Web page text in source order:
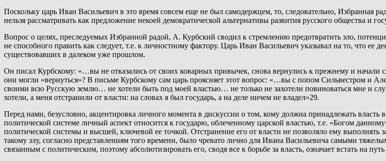
Поскольку царь Иван Васильевич в это время совсем еще не был самодержцем, то, следовательно, Избранная
нельзя рассматривать как предложение некоей демократической альтернативы развития русского общества и
Вопрос о целях, преследуемых Избранной радой, А. Курбский сводил к стремлению предотвратить зло,
не способного править как следует, т.е. к личностному фактору. Царь Иван Васильевич указывал на то, что ее
существовавших в далеком уже прошлом.
Он писал Курбскому: «…вы не отказались от своих коварных привычек, снова вернулись к прежнему и начали
они могли «вернуться»? В письме Курбскому сам царь проясняет этот вопрос: «…вы с попом Сильвестром и
своими всю Русскую землю… не хотели быть под моей властью… не только не захотели повиноваться мне и
хотели, а меня отстранили от власти: на словах я был государь, а на деле ничем не владел»29.
Перед нами, безусловно, акцентировка личного момента в дискуссии о том, кому должна принадлежать власть
политической системе личный аспект относится к государю, облеченному царской властью, т.е. «Богом
политической системы и высшей, ключевой ее точкой. Отстранение его от власти не позволяло ему
такому злу, согласно представлениям того времени, было чревато лично для Ивана Васильевича самыми
связанным с политическим, поэтому абсолютизировать его, сводя все к борьбе за власть, означает встать на